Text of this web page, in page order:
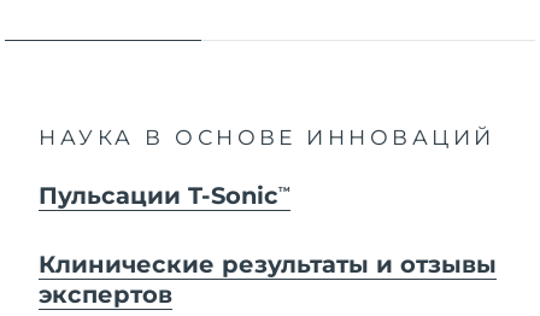
НАУКА В ОСНОВЕ ИННОВАЦИЙ
Пульсации T-SonicTM
Клинические результаты и отзывы
экспертов